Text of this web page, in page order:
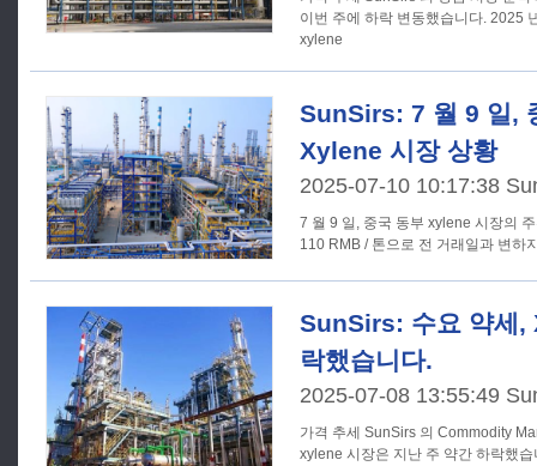
이번 주에 하락 변동했습니다. 2025
xylene
SunSirs: 7 월 9 일,
Xylene 시장 상황
2025-07-10 10:17:38
7 월 9 일, 중국 동부 xylene 시장의
110 RMB / 톤으로 전 거래일과 변하
SunSirs: 수요 약세,
락했습니다.
2025-07-08 13:55:49
가격 추세 SunSirs 의 Commodity Market Analysis System 에 따르면
xylene 시장은 지난 주 약간 하락했